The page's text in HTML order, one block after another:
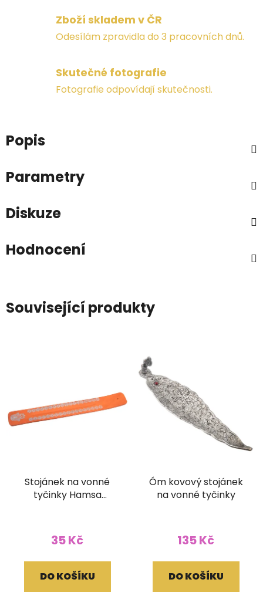
Zboží skladem v ČR
Odesílám zpravidla do 3 pracovních dnů.
Skutečné fotografie
Fotografie odpovídají skutečnosti.
Popis
Parametry
Diskuze
Hodnocení
Související produkty
Stojánek na vonné
tyčinky Hamsa
35 Kč
DO KOŠÍKU
Óm kovový stojánek
na vonné tyčinky
135 Kč
DO KOŠÍKU